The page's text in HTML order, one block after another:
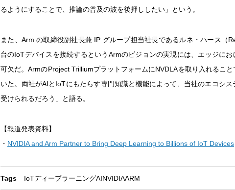
るようにすることで、推論の普及の波を後押ししたい」という。
また、Arm の取締役副社長兼 IP グループ担当社長であるルネ・ハース（
台のIoTデバイスを接続するというArmのビジョンの実現には、エッジに
可欠だ。ArmのProject TrilliumプラットフォームにNVDLAを取り入れるこ
いた。両社がAIとIoTにもたらす専門知識と機能によって、当社のエコシ
受けられるだろう」と語る。
【報道発表資料】
・ NVIDIA and Arm Partner to Bring Deep Learning to Billions of IoT Devices
Tags IoTディープラーニングAINVIDIAARM